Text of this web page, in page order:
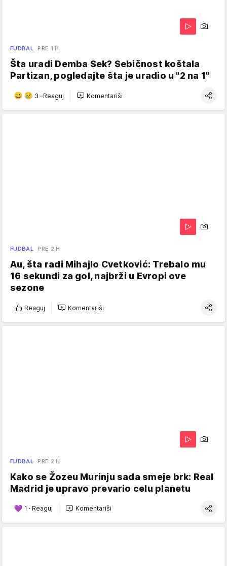
FUDBAL PRE 1 H
Šta uradi Demba Sek? Sebičnost koštala
Partizan, pogledajte šta je uradio u "2 na 1"
3 · Reaguj Komentariši
FUDBAL PRE 2 H
Au, šta radi Mihajlo Cvetković: Trebalo mu
16 sekundi za gol, najbrži u Evropi ove
sezone
Reaguj Komentariši
FUDBAL PRE 2 H
Kako se Žozeu Murinju sada smeje brk: Real
Madrid je upravo prevario celu planetu
1 · Reaguj Komentariši